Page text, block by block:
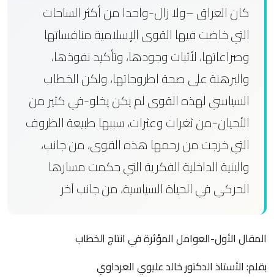
كان العراق –ولا زال-واحدا من أكثر الساحات
التي خاضت فيها القوى الإسلامية منافساتها
وصراعاتها، لأثبات وجودها، وتأكيد نفوذها،
والبرهنة على صحة اطروحاتها، ولكن الخطاب
السياسي لهذه القوى لم يكن يخلو-في كثير من
الأحيان-من ثغرات وعثرات، سببها طبيعة الظروف
التي خرجت من رحمها هذه القوى، من جانب،
والبنية الداخلية الفكرية التي حكمت مسارها
الحركي في الحياة السياسية، من جانب آخر
المقال الأول-العوامل المؤثرة في انتاج الخطاب
بقلم: الأستاذ الدكتور خالد عليوي العرداوي